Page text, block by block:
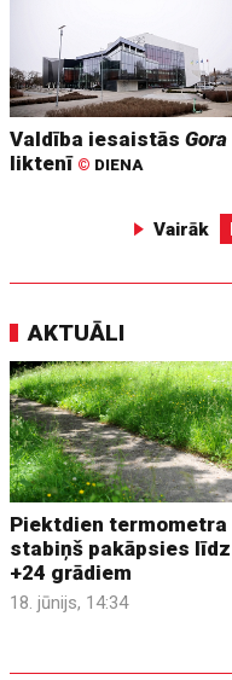
Valdība iesaistāsGora
liktenī © DIENA
Vairāk
AKTUĀLI
Piektdien termometra
stabiņš pakāpsies līdz
+24 grādiem
18. jūnijs, 14:34